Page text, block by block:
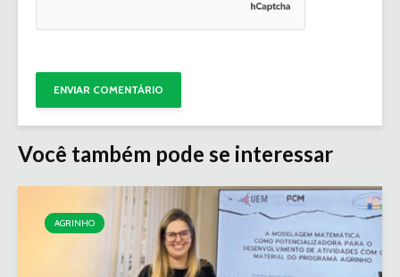
Você também pode se interessar
AGRINHO